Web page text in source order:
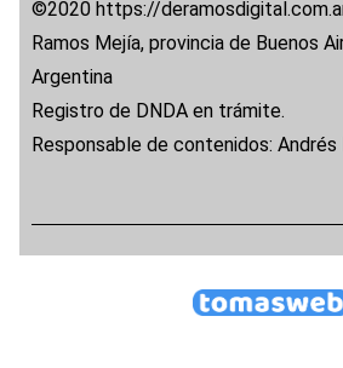
©2020 https://
Ramos Mejía, provincia de Buenos
Argentina
Registro de DNDA en trámite.
Responsable de contenidos: Andrés